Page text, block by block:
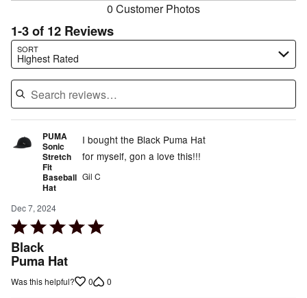
0 Customer Photos
1-3 of 12 Reviews
SORT
Highest Rated
Search reviews…
PUMA
Sonic
Stretch
Fit
Baseball
Hat
Dec 7, 2024
Rated
5
out
Black
Puma Hat
I bought the Black Puma Hat
for myself, gon a love this!!!
Gil C
Was this helpful? 0 0